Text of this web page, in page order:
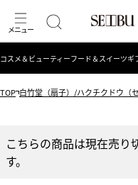
コスメ＆ビューティーフード＆スイーツギ
TOP 白竹堂（扇子）/ハクチクドウ（セ
こちらの商品は現在売り
す。